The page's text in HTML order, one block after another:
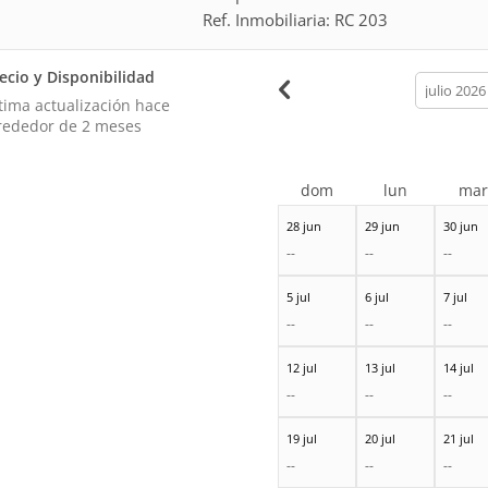
Ref. Inmobiliaria: RC 203
y Disponibilidad
actualización hace
de 2 meses
month
28 jun
--
29 jun
--
30 jun
--
5 jul
--
6 jul
--
7 jul
--
12 jul
--
13 jul
--
14 jul
--
19 jul
--
20 jul
--
21 jul
--
dom lun mar